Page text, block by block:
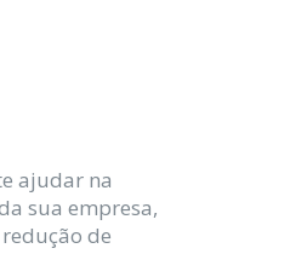
ajudar na
sua empresa,
de